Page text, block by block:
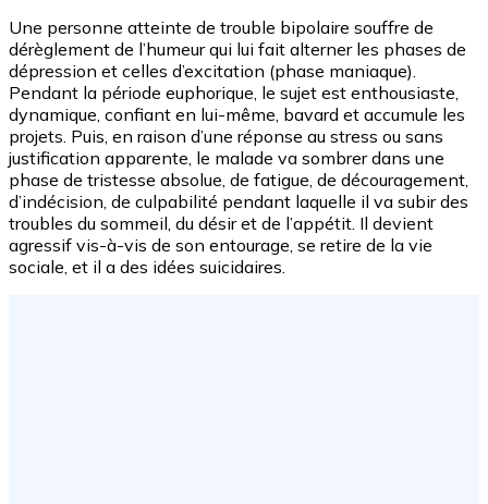
Une personne atteinte de trouble bipolaire souffre de
dérèglement de l’humeur qui lui fait alterner les phases de
dépression et celles d’excitation (phase maniaque).
Pendant la période euphorique, le sujet est enthousiaste,
dynamique, confiant en lui-même, bavard et accumule les
projets. Puis, en raison d’une réponse au stress ou sans
justification apparente, le malade va sombrer dans une
phase de tristesse absolue, de fatigue, de découragement,
d’indécision, de culpabilité pendant laquelle il va subir des
troubles du sommeil, du désir et de l’appétit. Il devient
agressif vis-à-vis de son entourage, se retire de la vie
sociale, et il a des idées suicidaires.